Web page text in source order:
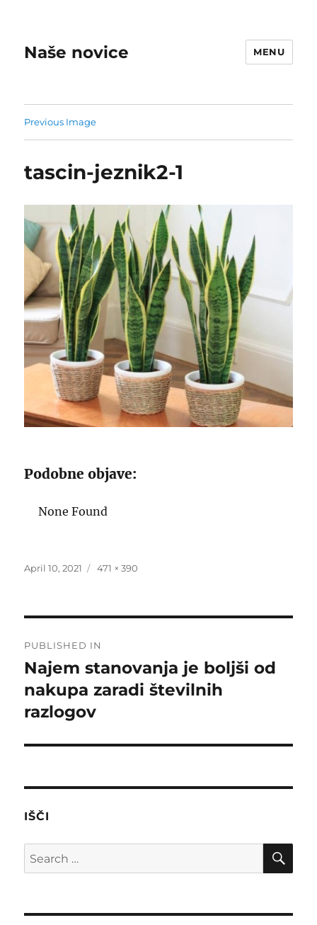
Naše novice MENU
Previous Image
tascin-jeznik2-1
Podobne objave:
None Found
Posted
April 10, 2021
Full
471 × 390
navigation
PUBLISHED IN
Najem stanovanja je boljši od
nakupa zaradi številnih
razlogov
IŠČI
Search
for: